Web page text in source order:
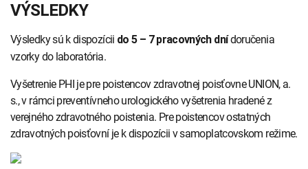
VÝSLEDKY
Výsledky sú k dispozícii do 5 – 7 pracovných dnídoručenia
vzorky do laboratória.
Vyšetrenie PHI je pre poistencov zdravotnej poisťovne UNION, a.
s., v rámci preventívneho urologického vyšetrenia hradené z
verejného zdravotného poistenia. Pre poistencov ostatných
zdravotných poisťovní je k dispozícii v samoplatcovskom režime.